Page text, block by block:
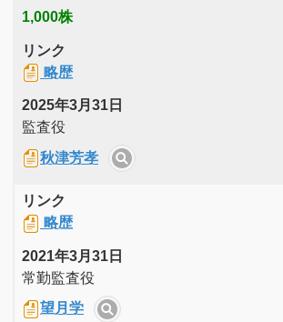
1,000株
リンク
略歴
2025年3月31日
監査役
秋津芳孝
リンク
略歴
2021年3月31日
常勤監査役
望月学